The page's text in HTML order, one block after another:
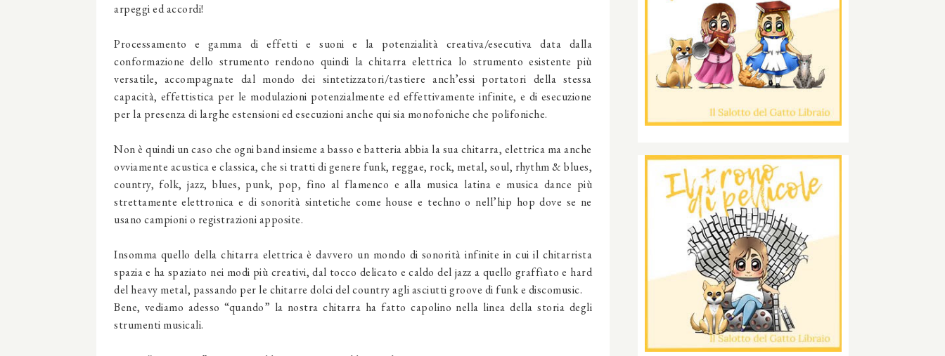
arpeggi ed accordi!
Processamento e gamma di effetti e suoni e la potenzialità creativa/esecutiva data dalla
conformazione dello strumento rendono quindi la chitarra elettrica lo strumento esistente più
versatile, accompagnate dal mondo dei sintetizzatori/tastiere anch’essi portatori della stessa
capacità, effettistica per le modulazioni potenzialmente ed effettivamente infinite, e di esecuzione
per la presenza di larghe estensioni ed esecuzioni anche qui sia monofoniche che polifoniche.
Non è quindi un caso che ogni band insieme a basso e batteria abbia la sua chitarra, elettrica ma anche
ovviamente acustica e classica, che si tratti di genere funk, reggae, rock, metal, soul, rhythm & blues,
country, folk, jazz, blues, punk, pop, fino al flamenco e alla musica latina e musica dance più
strettamente elettronica e di sonorità sintetiche come house e techno o nell’hip hop dove se ne
usano campioni o registrazioni apposite.
Insomma quello della chitarra elettrica è davvero un mondo di sonorità infinite in cui il chitarrista
spazia e ha spaziato nei modi più creativi, dal tocco delicato e caldo del jazz a quello graffiato e hard
del heavy metal, passando per le chitarre dolci del country agli asciutti groove di funk e discomusic.
Bene, vediamo adesso “quando” la nostra chitarra ha fatto capolino nella linea della storia degli
strumenti musicali.